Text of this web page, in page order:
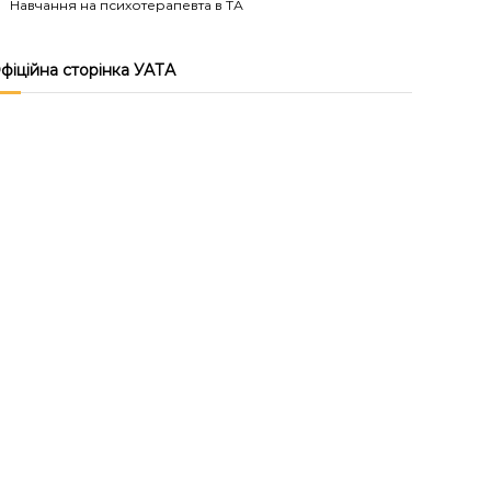
Навчання на психотерапевта в ТА
сторінка УАТА